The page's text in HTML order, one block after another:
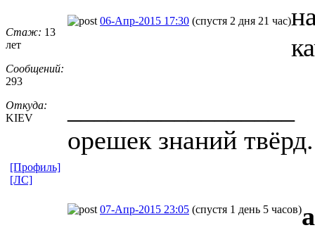
Стаж: 13
лет
Сообщений:
293
Откуда:
KIEV
06-Апр-2015 17:30 (спустя 2 дня 21 час)
орешек знаний
[Профиль]
[ЛС]
07-Апр-2015 23:05 (спустя 1 день 5 часов)